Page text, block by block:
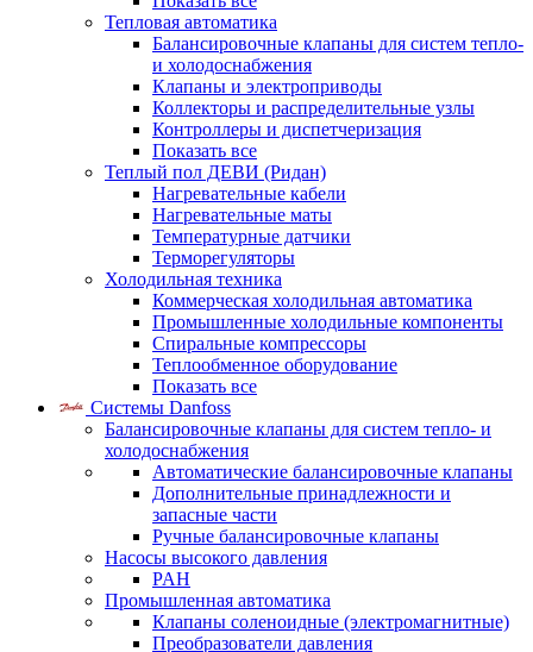
Тепловая автоматика
Балансировочные клапаны для систем тепло-
и холодоснабжения
Клапаны и электроприводы
Коллекторы и распределительные узлы
Контроллеры и диспетчеризация
Показать все
Теплый пол ДЕВИ (Ридан)
Нагревательные кабели
Нагревательные маты
Температурные датчики
Терморегуляторы
Холодильная техника
Коммерческая холодильная автоматика
Промышленные холодильные компоненты
Спиральные компрессоры
Теплообменное оборудование
Показать все
Системы Danfoss
Балансировочные клапаны для систем тепло- и
холодоснабжения
Автоматические балансировочные клапаны
Дополнительные принадлежности и
запасные части
Ручные балансировочные клапаны
Насосы высокого давления
PAH
Промышленная автоматика
Клапаны соленоидные (электромагнитные)
Преобразователи давления